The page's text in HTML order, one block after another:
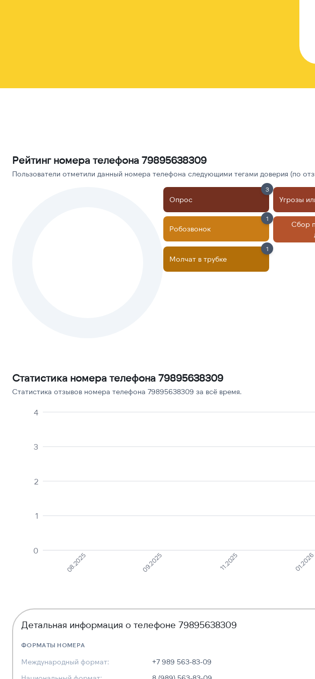
Рейтинг номера телефона 79895638309
Пользователи отметили данный номера телефона следующими тегами доверия (по
Опрос
3
Угрозы
Робозвонок
1
Сбор
Молчат в трубке
1
Статистика номера телефона 79895638309
Статистика отзывов номера телефона 79895638309 за всё время.
0
1
2
3
4
08.2025 09.2025 11.2025 01.2026
Детальная информация о телефоне 79895638309
ФОРМАТЫ НОМЕРА
Международный формат:
+7 989 563-83-09